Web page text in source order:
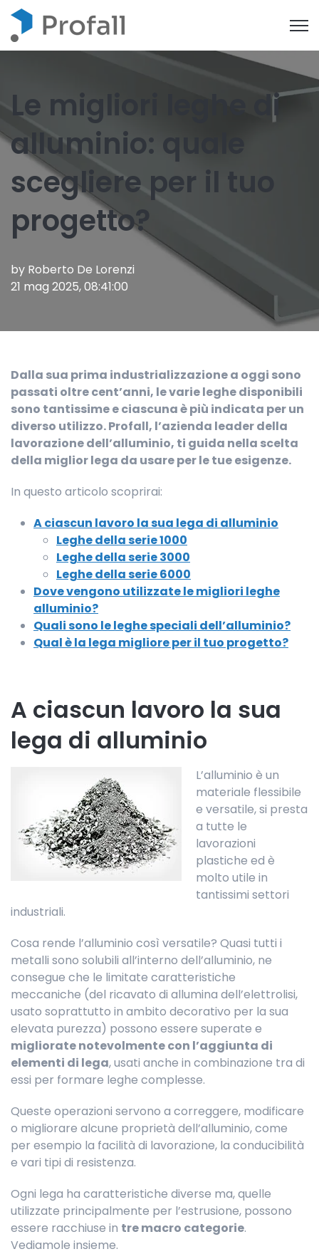
Le migliori leghe di
alluminio: quale
scegliere per il tuo
progetto?
by Roberto De Lorenzi
21 mag 2025, 08:41:00
Dalla sua prima industrializzazione a oggi sono
passati oltre cent’anni, le varie leghe disponibili
sono tantissime e ciascuna è più indicata per un
diverso utilizzo. Profall, l’azienda leader della
lavorazione dell’alluminio, ti guida nella scelta
della miglior lega da usare per le tue esigenze.
In questo articolo scoprirai:
A ciascun lavoro la sua lega di alluminio
Leghe della serie 1000
Leghe della serie 3000
Leghe della serie 6000
Dove vengono utilizzate le migliori leghe
alluminio?
Quali sono le leghe speciali dell’alluminio?
Qual è la lega migliore per il tuo progetto?
A ciascun lavoro la sua
lega di alluminio
L’alluminio è un
materiale flessibile
e versatile, si presta
a tutte le
lavorazioni
plastiche ed è
molto utile in
tantissimi settori
industriali.
Cosa rende l’alluminio così versatile? Quasi tutti i
metalli sono solubili all’interno dell’alluminio, ne
consegue che le limitate caratteristiche
meccaniche (del ricavato di allumina dell’elettrolisi,
usato soprattutto in ambito decorativo per la sua
elevata purezza) possono essere superate e
migliorate notevolmente con l’aggiunta di
elementi di lega, usati anche in combinazione tra di
essi per formare leghe complesse.
Queste operazioni servono a correggere, modificare
o migliorare alcune proprietà dell’alluminio, come
per esempio la facilità di lavorazione, la conducibilità
e vari tipi di resistenza.
Ogni lega ha caratteristiche diverse ma, quelle
utilizzate principalmente per l’estrusione, possono
essere racchiuse in tre macro categorie.
Vediamole insieme.